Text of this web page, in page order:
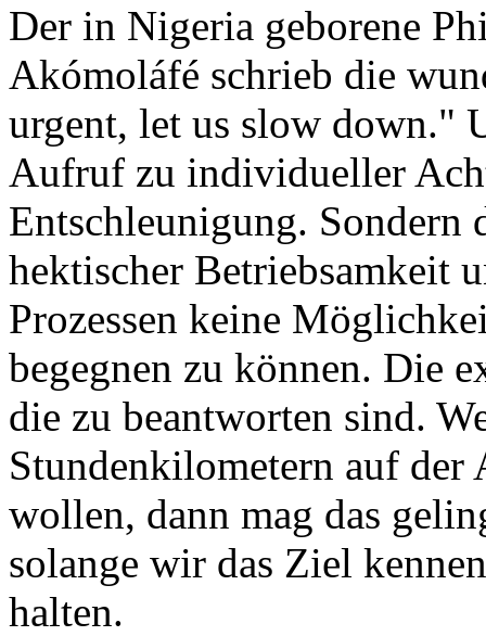
Der in Nigeria geborene
Akómoláfé schrieb die
urgent, let us slow down."
Aufruf zu individueller
Entschleunigung. Sondern
hektischer Betriebsamkeit
Prozessen keine
begegnen zu können. Die
die zu beantworten sind.
Stundenkilometern auf der
wollen, dann mag das
solange wir das Ziel
halten.